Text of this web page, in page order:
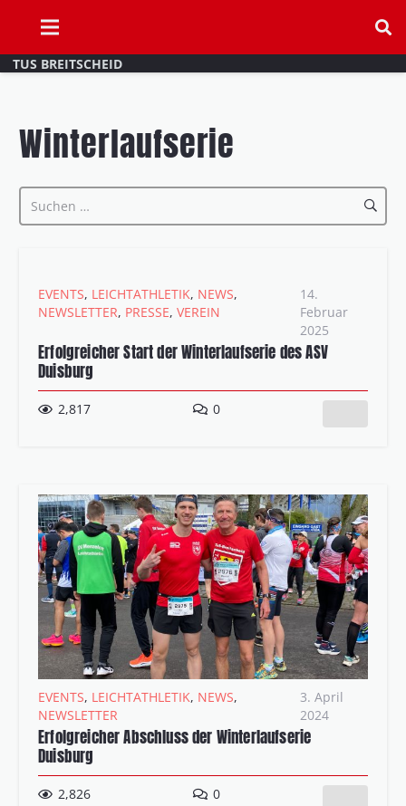
TUS BREITSCHEID
Winterlaufserie
Suchen
nach:
EVENTS, LEICHTATHLETIK, NEWS,
NEWSLETTER, PRESSE, VEREIN
14.
Februar
2025
Erfolgreicher Start der Winterlaufserie des ASV
Duisburg
2,817 0
EVENTS, LEICHTATHLETIK, NEWS,
NEWSLETTER
3. April
2024
Erfolgreicher Abschluss der Winterlaufserie
Duisburg
2,826 0